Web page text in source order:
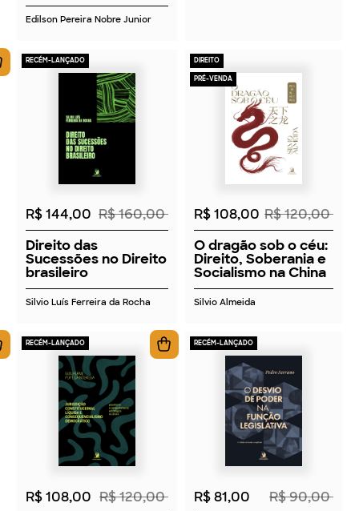
Edilson Pereira Nobre Junior
RECÉM-LANÇADO
R$ 144,00 R$ 160,00
Direito das
Sucessões no Direito
brasileiro
Silvio Luís Ferreira da Rocha
DIREITO
PRÉ-VENDA
2026
R$ 108,00 R$ 120,00
O dragão sob o céu:
Direito, Soberania e
Socialismo na China
Silvio Almeida
RECÉM-LANÇADO
2026
R$ 108,00 R$ 120,00
RECÉM-LANÇADO
2026
R$ 81,00
R$ 90,00